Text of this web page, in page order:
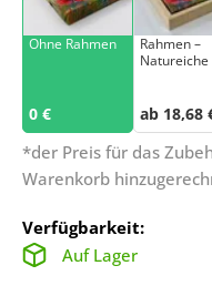
Ohne Rahmen
0 €
Rahmen –
Natureiche
ab 18,68
*der Preis für das
Warenkorb
Verfügbarkeit:
Auf Lager